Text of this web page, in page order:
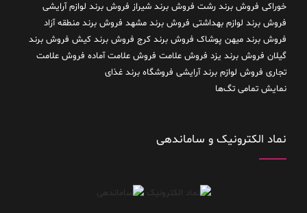
خوراکی فروش برند رشت فروش برند شیراز فروش برند لوازم آرایشی
فروش برند لوازم بهداشتی فروش برند مشهد فروش برند منطقه آزاد
فروش برند میهن پوشاک فروش برند کرج فروش برند کیش فروش برند
گیلان فروش برند یزد فروش علامت فروش علامت آماده فروش علامت
تجاری فروش لوازم برند آرایشی فروشگاه برند غذای
نمایش تمامی تگ‌ها
نماد الکترونیک و ساماندهی